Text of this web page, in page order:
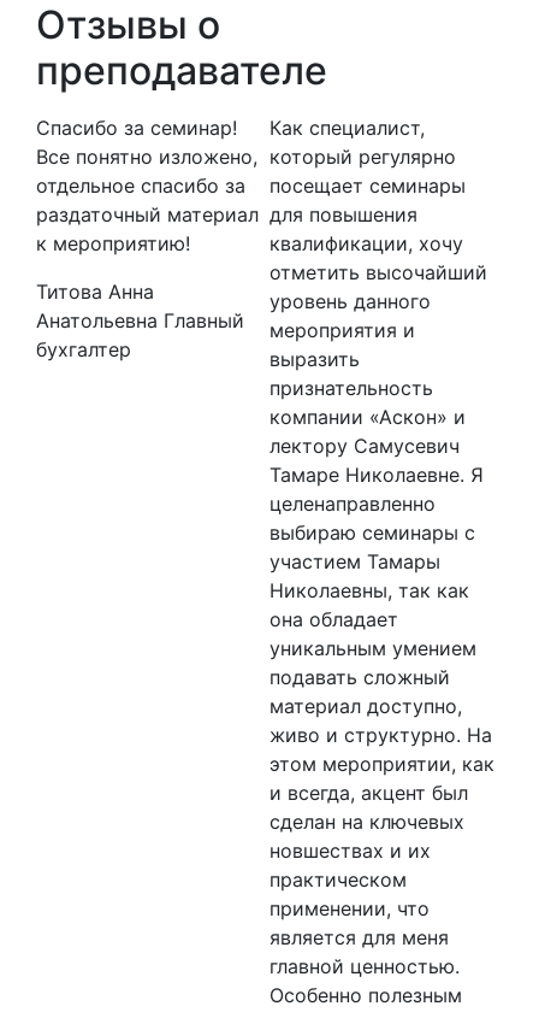
Отзывы о
преподавателе
Спасибо за семинар!
Все понятно изложено,
отдельное спасибо за
раздаточный материал
к мероприятию!
Титова Анна
Анатольевна Главный
бухгалтер
Как специалист,
который регулярно
посещает семинары
для повышения
квалификации, хочу
отметить высочайший
уровень данного
мероприятия и
выразить
признательность
компании «Аскон» и
лектору Самусевич
Тамаре Николаевне. Я
целенаправленно
выбираю семинары с
участием Тамары
Николаевны, так как
она обладает
уникальным умением
подавать сложный
материал доступно,
живо и структурно. На
этом мероприятии, как
и всегда, акцент был
сделан на ключевых
новшествах и их
практическом
применении, что
является для меня
главной ценностью.
Особенно полезным